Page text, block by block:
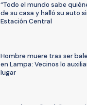
“Todo el mundo sabe
de su casa y halló su auto
Estación Central
Hombre muere tras ser
en Lampa: Vecinos lo
lugar